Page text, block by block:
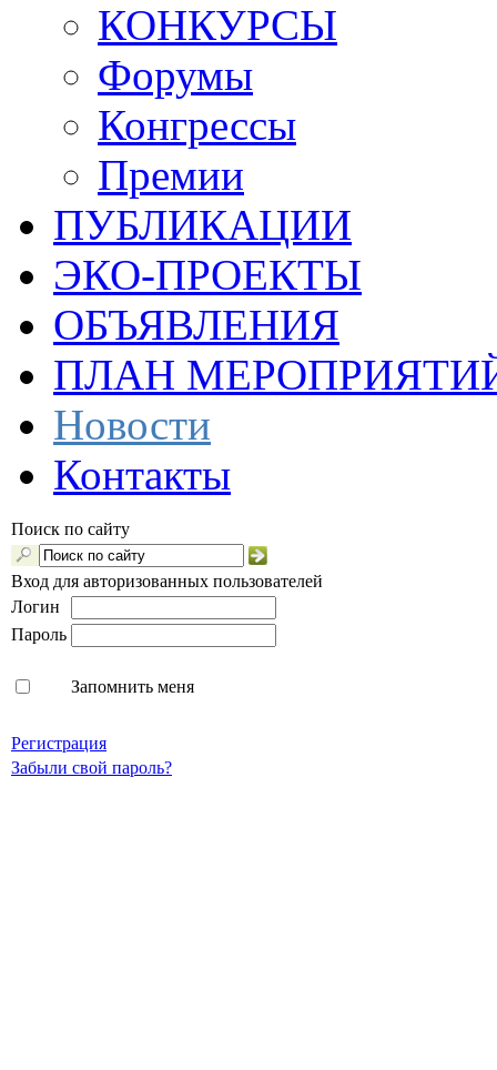
КОНКУРСЫ
Форумы
Конгрессы
Премии
ПУБЛИКАЦИИ
ЭКО-ПРОЕКТЫ
ОБЪЯВЛЕНИЯ
ПЛАН
Новости
Контакты
Поиск по сайту
Вход для авторизованных пользователей
Логин
Пароль
Запомнить меня
Регистрация
Забыли свой пароль?